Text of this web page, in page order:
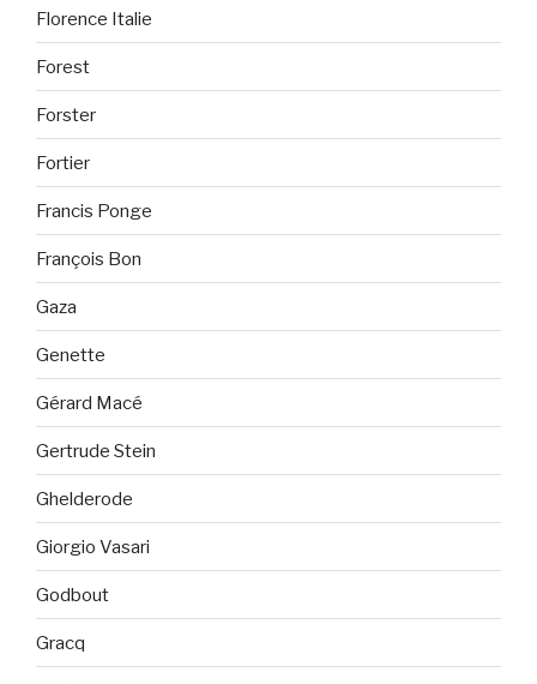
Florence Italie
Forest
Forster
Fortier
Francis Ponge
François Bon
Gaza
Genette
Gérard Macé
Gertrude Stein
Ghelderode
Giorgio Vasari
Godbout
Gracq